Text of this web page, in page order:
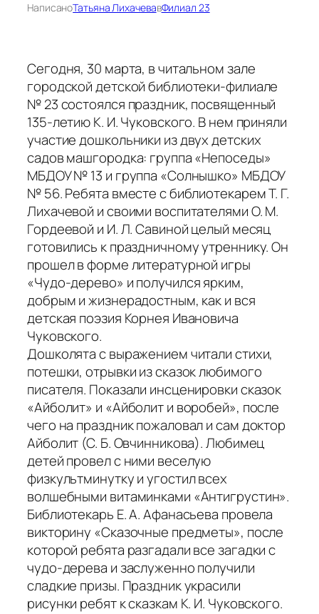
НаписаноТатьяна ЛихачевавФилиал 23
Сегодня, 30 марта, в читальном зале
городской детской библиотеки-филиале
№ 23 состоялся праздник, посвященный
135-летию К. И. Чуковского. В нем приняли
участие дошкольники из двух детских
садов машгородка: группа «Непоседы»
МБДОУ № 13 и группа «Солнышко» МБДОУ
№ 56. Ребята вместе с библиотекарем Т. Г.
Лихачевой и своими воспитателями О. М.
Гордеевой и И. Л. Савиной целый месяц
готовились к праздничному утреннику. Он
прошел в форме литературной игры
«Чудо-дерево» и получился ярким,
добрым и жизнерадостным, как и вся
детская поэзия Корнея Ивановича
Чуковского.
Дошколята с выражением читали стихи,
потешки, отрывки из сказок любимого
писателя. Показали инсценировки сказок
«Айболит» и «Айболит и воробей», после
чего на праздник пожаловал и сам доктор
Айболит (С. Б. Овчинникова). Любимец
детей провел с ними веселую
физкультминутку и угостил всех
волшебными витаминками «Антигрустин».
Библиотекарь Е. А. Афанасьева провела
викторину «Сказочные предметы», после
которой ребята разгадали все загадки с
чудо-дерева и заслуженно получили
сладкие призы. Праздник украсили
рисунки ребят к сказкам К. И. Чуковского.